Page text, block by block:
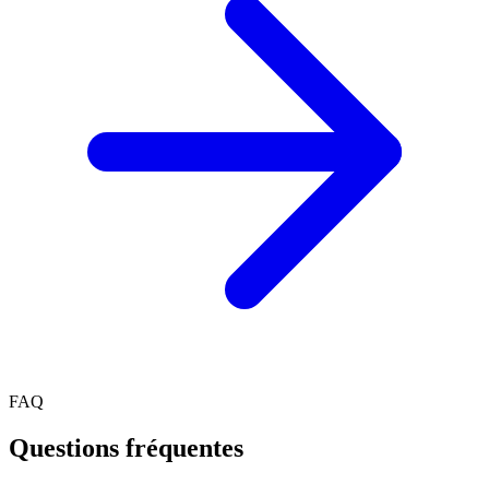
FAQ
Questions fréquentes